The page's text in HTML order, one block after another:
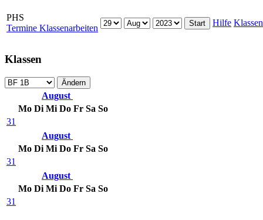
PHS
Termine Klassenarbeiten
Hilfe Klassen
Klassen
August
Mo Di Mi Do Fr Sa So
31
August
Mo Di Mi Do Fr Sa So
31
August
Mo Di Mi Do Fr Sa So
31